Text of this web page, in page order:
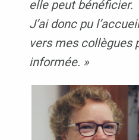
elle peut bénéficier.
J’ai donc pu
vers mes collègues
informée. »